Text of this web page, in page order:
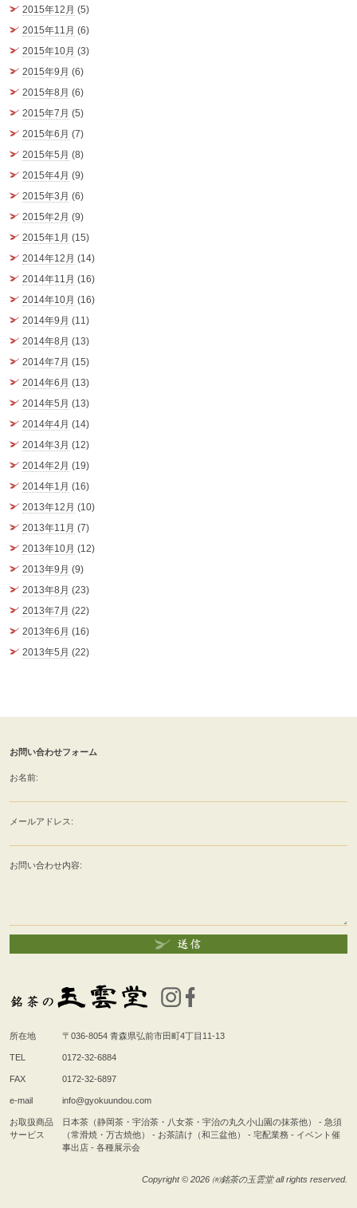
2015年12月 (5)
2015年11月 (6)
2015年10月 (3)
2015年9月 (6)
2015年8月 (6)
2015年7月 (5)
2015年6月 (7)
2015年5月 (8)
2015年4月 (9)
2015年3月 (6)
2015年2月 (9)
2015年1月 (15)
2014年12月 (14)
2014年11月 (16)
2014年10月 (16)
2014年9月 (11)
2014年8月 (13)
2014年7月 (15)
2014年6月 (13)
2014年5月 (13)
2014年4月 (14)
2014年3月 (12)
2014年2月 (19)
2014年1月 (16)
2013年12月 (10)
2013年11月 (7)
2013年10月 (12)
2013年9月 (9)
2013年8月 (23)
2013年7月 (22)
2013年6月 (16)
2013年5月 (22)
お問い合わせフォーム
お名前:
メールアドレス:
お問い合わせ内容:
所在地 〒036-8054 青森県弘前市田町4丁目11-13
TEL 0172-32-6884
FAX 0172-32-6897
e-mail info@gyokuundou.com
お取扱商品
サービス
日本茶（静岡茶・宇治茶・八女茶・宇治の丸久小山園の抹茶他） - 急須
（常滑焼・万古焼他） - お茶請け（和三盆他） - 宅配業務 - イベント催
事出店 - 各種展示会
Copyright © 2026 ㈲銘茶の玉雲堂 all rights reserved.